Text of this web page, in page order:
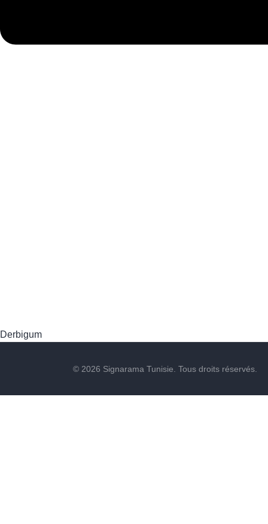
Derbigum
© 2026 Signarama Tunisie. Tous droits réservés.